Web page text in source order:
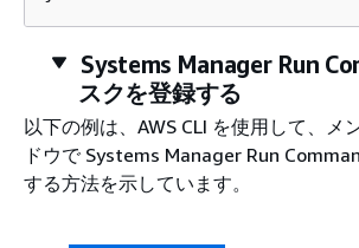
Systems Manager Run
スクを登録する
以下の例は、AWS CLI を使用して、メ
ドウで Systems Manager Run
する方法を示しています。